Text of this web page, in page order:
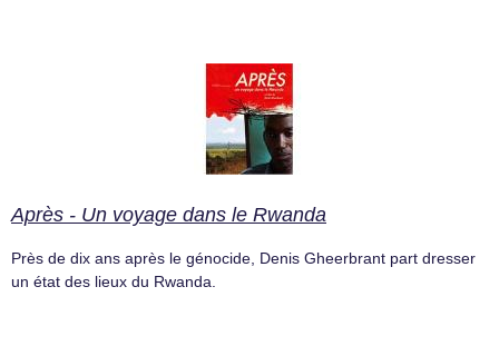
Après - Un voyage dans le Rwanda
Près de dix ans après le génocide, Denis Gheerbrant part dresser
un état des lieux du Rwanda.